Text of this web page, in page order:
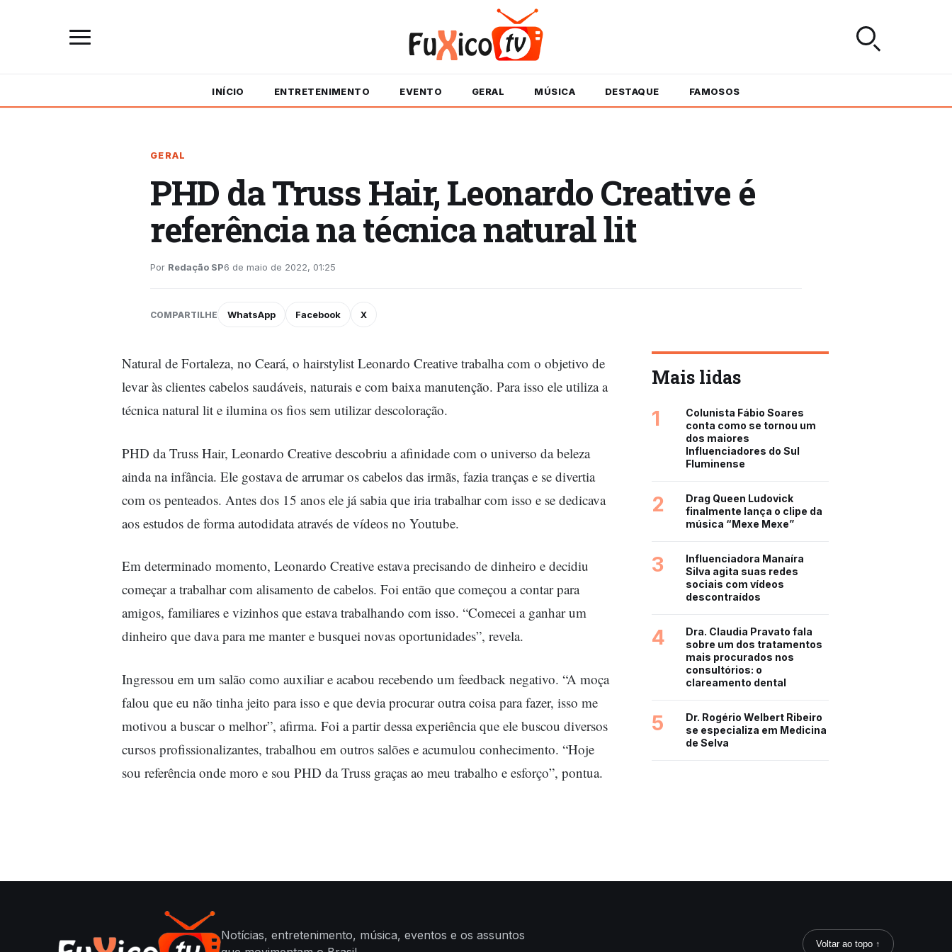
INÍCIO ENTRETENIMENTO EVENTO GERAL MÚSICA DESTAQUE FAMOSOS
GERAL
PHD da Truss Hair, Leonardo Creative é
referência na técnica natural lit
Por Redação SP6 de maio de 2022, 01:25
COMPARTILHE WhatsApp Facebook X
Natural de Fortaleza, no Ceará, o hairstylist Leonardo Creative trabalha com o objetivo de
levar às clientes cabelos saudáveis, naturais e com baixa manutenção. Para isso ele utiliza a
técnica natural lit e ilumina os fios sem utilizar descoloração.
PHD da Truss Hair, Leonardo Creative descobriu a afinidade com o universo da beleza
ainda na infância. Ele gostava de arrumar os cabelos das irmãs, fazia tranças e se divertia
com os penteados. Antes dos 15 anos ele já sabia que iria trabalhar com isso e se dedicava
aos estudos de forma autodidata através de vídeos no Youtube.
Em determinado momento, Leonardo Creative estava precisando de dinheiro e decidiu
começar a trabalhar com alisamento de cabelos. Foi então que começou a contar para
amigos, familiares e vizinhos que estava trabalhando com isso. “Comecei a ganhar um
dinheiro que dava para me manter e busquei novas oportunidades”, revela.
Ingressou em um salão como auxiliar e acabou recebendo um feedback negativo. “A moça
falou que eu não tinha jeito para isso e que devia procurar outra coisa para fazer, isso me
motivou a buscar o melhor”, afirma. Foi a partir dessa experiência que ele buscou diversos
cursos profissionalizantes, trabalhou em outros salões e acumulou conhecimento. “Hoje
sou referência onde moro e sou PHD da Truss graças ao meu trabalho e esforço”, pontua.
Mais lidas
1
Colunista Fábio Soares
conta como se tornou um
dos maiores
Influenciadores do Sul
Fluminense
2
Drag Queen Ludovick
finalmente lança o clipe da
música “Mexe Mexe”
3
Influenciadora Manaíra
Silva agita suas redes
sociais com vídeos
descontraídos
4
Dra. Claudia Pravato fala
sobre um dos tratamentos
mais procurados nos
consultórios: o
clareamento dental
5
Dr. Rogério Welbert Ribeiro
se especializa em Medicina
de Selva
Notícias, entretenimento, música, eventos e os assuntos
Voltar ao topo ↑